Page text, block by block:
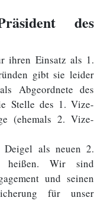
des
ihren Einsatz als 1.
gibt sie leider
Abgeordnete des
Stelle des 1. Vize-
(ehemals 2. Vize-
als neuen 2.
heißen. Wir sind
und seinen
für unser